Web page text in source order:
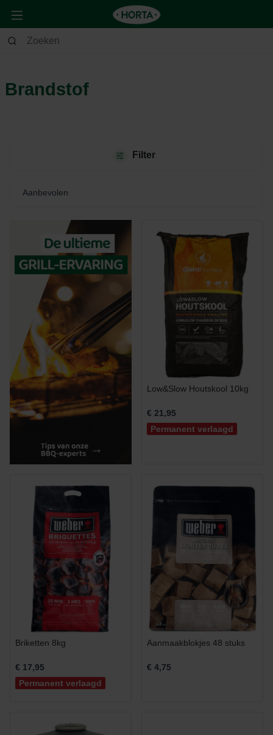
Tuin Barbecue
Brandstof
Filter
Low&Slow Houtskool 10kg
€ 21,95
Permanent verlaagd
Briketten 8kg
€ 17,95
Permanent verlaagd
Aanmaakblokjes 48 stuks
€ 4,75